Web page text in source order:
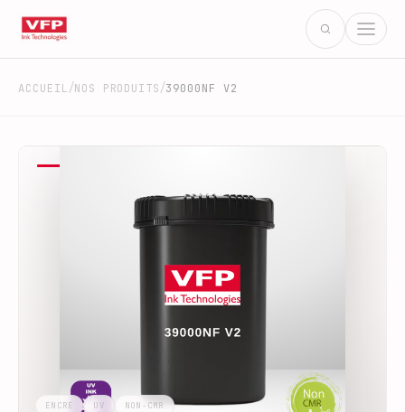
ACCUEIL/NOS PRODUITS/39000NF V2
ENCRE UV NON-CMR